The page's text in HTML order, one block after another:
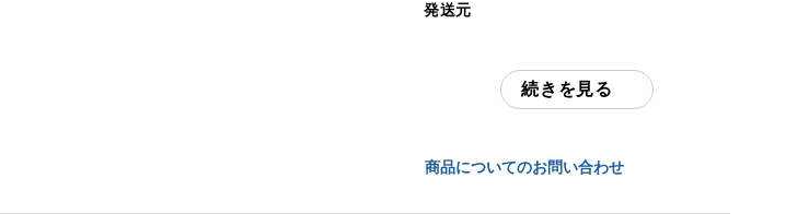
発送元
続きを見る
商品についてのお問い合わせ